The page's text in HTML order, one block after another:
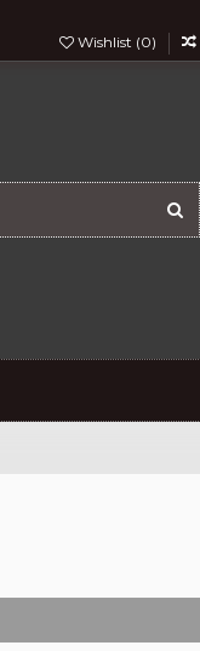
Wishlist (0)